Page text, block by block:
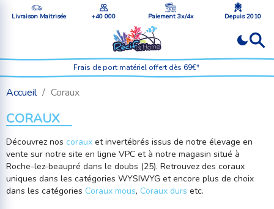
Livraison Maitrisée +40 000 Paiement 3x/4x Depuis 2010
Frais de port matériel offert dès 69€*
Accueil Coraux
CORAUX
Découvrez nos coraux et invertébrés issus de notre élevage en
vente sur notre site en ligne VPC et à notre magasin situé à
Roche-lez-beaupré dans le doubs (25). Retrouvez des coraux
uniques dans les catégories WYSIWYG et encore plus de choix
dans les catégories Coraux mous, Coraux durs etc.